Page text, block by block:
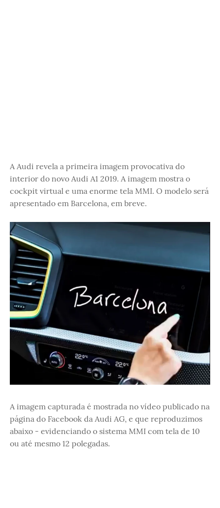
A Audi revela a primeira imagem provocativa do
interior do novo Audi A1 2019. A imagem mostra o
cockpit virtual e uma enorme tela MMI. O modelo será
apresentado em Barcelona, em breve.
A imagem capturada é mostrada no vídeo publicado na
página do Facebook da Audi AG, e que reproduzimos
abaixo - evidenciando o sistema MMI com tela de 10
ou até mesmo 12 polegadas.